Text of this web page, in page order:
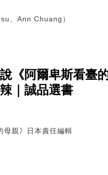
、Ann Chuang）
《阿爾卑斯看臺
｜誠品選書
母親》日本責任編輯